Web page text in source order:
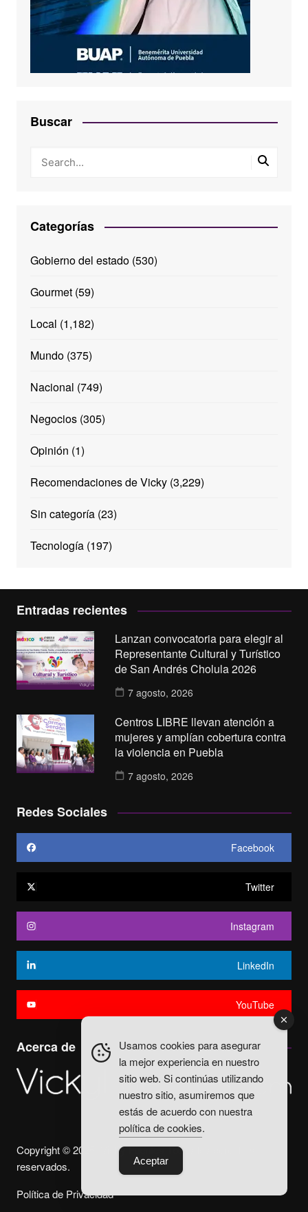
Buscar
Categorías
Gobierno del estado(530)
Gourmet(59)
Local (1,182)
Mundo(375)
Nacional (749)
Negocios(305)
Opinión (1)
Recomendaciones de Vicky(3,229)
Sin categoría(23)
Tecnología(197)
Entradas recientes
Lanzan convocatoria para elegir al
Representante Cultural y Turístico
de San Andrés Cholula 2026
7 agosto, 2026
Centros LIBRE llevan atención a
mujeres y amplían cobertura contra
la violencia en Puebla
7 agosto, 2026
Redes Sociales
Facebook
Twitter
Instagram
LinkedIn
YouTube
Acerca de
Copyright © 2025. Vicky Fuentes Todos los derechos
reservados.
Política de Privacidad
Usamos cookies para asegurar
la mejor experiencia en nuestro
sitio web. Si continúas utilizando
nuestro sitio, asumiremos que
estás de acuerdo con nuestra
política de cookies.
Aceptar